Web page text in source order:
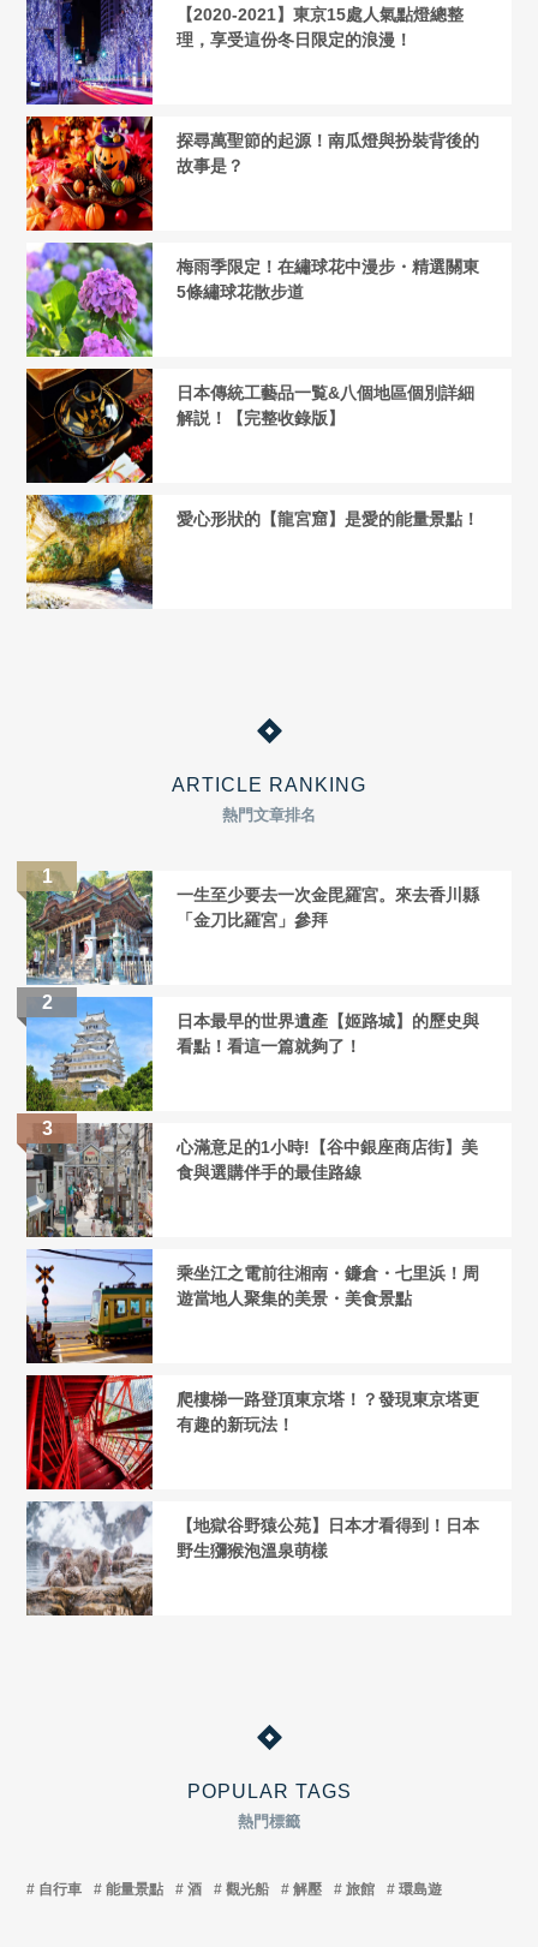
POPULAR TAGS
熱門標籤
自行車 能量景點 酒 觀光船 解壓 旅館 環島遊
【2020-2021】東京15處人氣點燈總整
理，享受這份冬日限定的浪漫！
探尋萬聖節的起源！南瓜燈與扮裝背後的
故事是？
梅雨季限定！在繡球花中漫步・精選關東
5條繡球花散步道
日本傳統工藝品一覧&八個地區個別詳細
解説！【完整收錄版】
愛心形狀的【龍宮窟】是愛的能量景點！
ARTICLE RANKING
熱門文章排名
一生至少要去一次金毘羅宮。來去香川縣
「金刀比羅宮」參拜
日本最早的世界遺產【姬路城】的歷史與
看點！看這一篇就夠了！
心滿意足的1小時!【谷中銀座商店街】美
食與選購伴手的最佳路線
乘坐江之電前往湘南・鐮倉・七里浜！周
遊當地人聚集的美景・美食景點
爬樓梯一路登頂東京塔！？發現東京塔更
有趣的新玩法！
【地獄谷野猿公苑】日本才看得到！日本
野生獼猴泡溫泉萌樣